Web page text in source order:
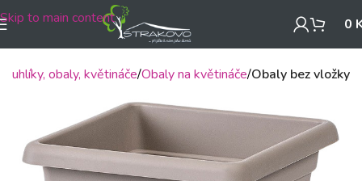
Skip to main content 0
Truhlíky, obaly, květináče Obaly na květináče Obaly bez vložky